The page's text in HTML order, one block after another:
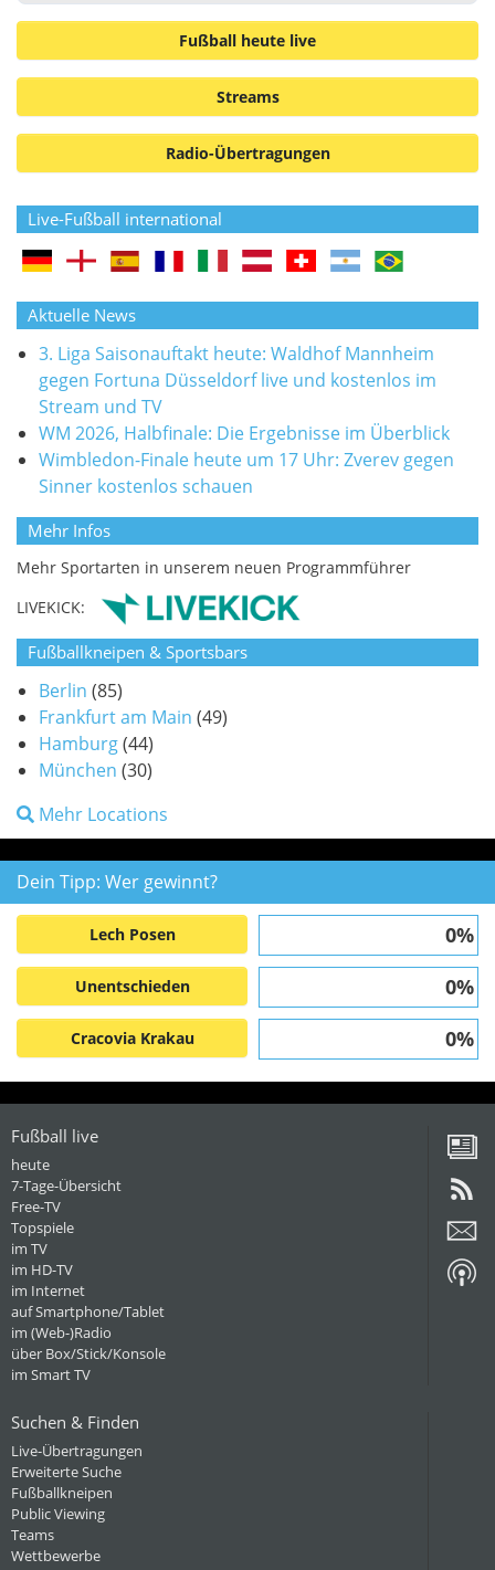
Fußball heute live
Streams
Radio-Übertragungen
Live-Fußball international
Aktuelle News
3. Liga Saisonauftakt heute: Waldhof Mannheim
gegen Fortuna Düsseldorf live und kostenlos im
Stream und TV
WM 2026, Halbfinale: Die Ergebnisse im Überblick
Wimbledon-Finale heute um 17 Uhr: Zverev gegen
Sinner kostenlos schauen
Mehr Infos
Mehr Sportarten in unserem neuen Programmführer
LIVEKICK:
Fußballkneipen & Sportsbars
Berlin (85)
Frankfurt am Main (49)
Hamburg(44)
München (30)
Mehr Locations
Dein Tipp: Wer gewinnt?
Lech Posen 0%
Unentschieden 0%
Cracovia Krakau 0%
Fußball live
heute
7-Tage-Übersicht
Free-TV
Topspiele
im TV
im HD-TV
im Internet
auf Smartphone/Tablet
im (Web-)Radio
über Box/Stick/Konsole
im Smart TV
Suchen & Finden
Live-Übertragungen
Erweiterte Suche
Fußballkneipen
Public Viewing
Teams
Wettbewerbe